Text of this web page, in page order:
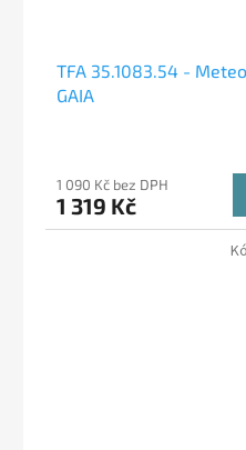
TFA 35.1083.54 -
GAIA
1 090 Kč bez DPH
1 319 Kč